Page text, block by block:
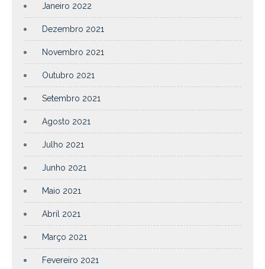
Janeiro 2022
Dezembro 2021
Novembro 2021
Outubro 2021
Setembro 2021
Agosto 2021
Julho 2021
Junho 2021
Maio 2021
Abril 2021
Março 2021
Fevereiro 2021